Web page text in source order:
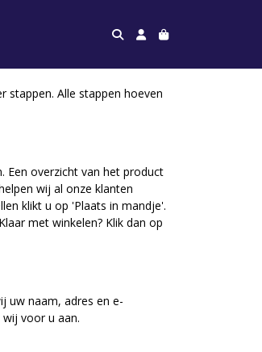
stappen. Alle stappen hoeven
Een overzicht van het product
wij al onze klanten
klikt u op 'Plaats in mandje'.
met winkelen? Klik dan op
uw naam, adres en e-
voor u aan.